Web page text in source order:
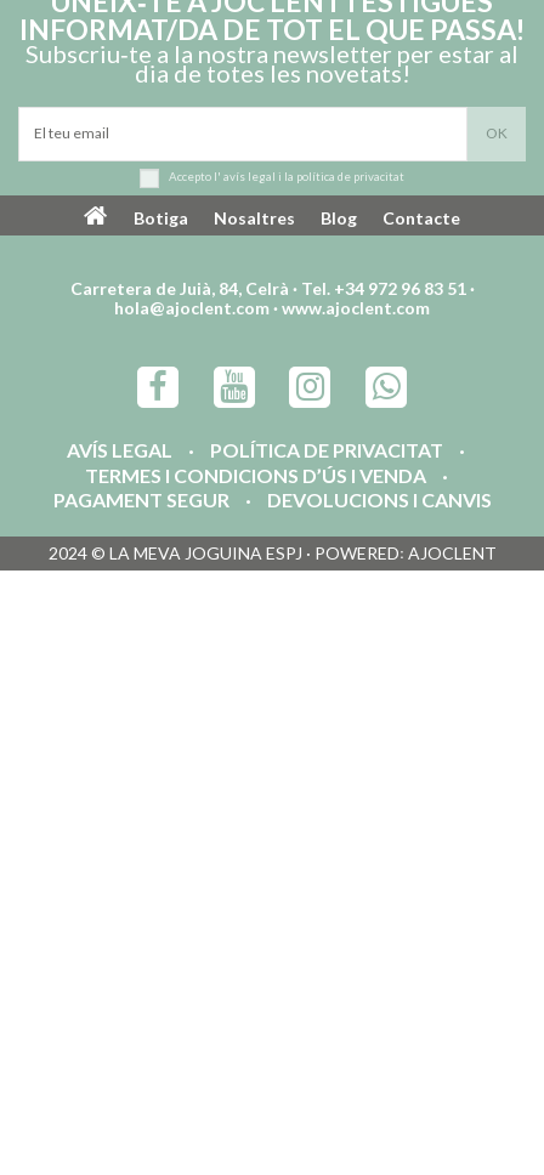
INFORMAT/DA DE TOT EL QUE PASSA!
Subscriu‑te a la nostra newsletter per estar al
dia de totes les novetats!
Accepto l' avís legal i la política de privacitat
Botiga Nosaltres Blog Contacte
Carretera de Juià, 84, Celrà · Tel. +34 972 96 83 51 ·
hola@ajoclent.com ·www.ajoclent.com
AVÍS LEGAL
POLÍTICA DE PRIVACITAT
TERMES I CONDICIONS D’ÚS I VENDA
PAGAMENT SEGUR
DEVOLUCIONS I CANVIS
2024 © LA MEVA JOGUINA ESPJ · POWERED꞉ AJOCLENT